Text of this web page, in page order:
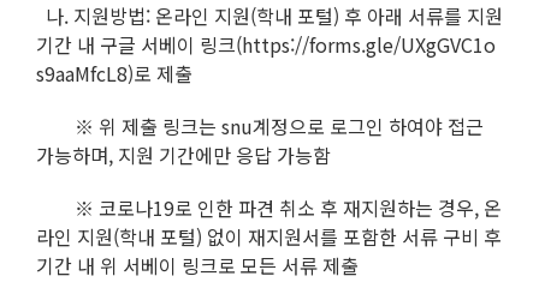
나. 지원방법: 온라인 지원(학내 포털) 후 아래 서류를 지원
기간 내 구글 서베이 링크(https://forms.gle/UXgGVC1o
s9aaMfcL8)로 제출
※ 위 제출 링크는 snu계정으로 로그인 하여야 접근
가능하며, 지원 기간에만 응답 가능함
※ 코로나19로 인한 파견 취소 후 재지원하는 경우, 온
라인 지원(학내 포털) 없이 재지원서를 포함한 서류 구비 후
기간 내 위 서베이 링크로 모든 서류 제출